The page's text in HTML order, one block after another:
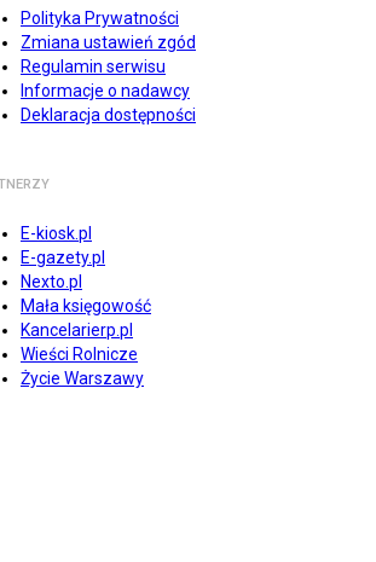
Polityka Prywatności
Zmiana ustawień zgód
Regulamin serwisu
Informacje o nadawcy
Deklaracja dostępności
E-kiosk.pl
E-gazety.pl
Nexto.pl
Mała księgowość
Kancelarierp.pl
Wieści Rolnicze
Życie Warszawy